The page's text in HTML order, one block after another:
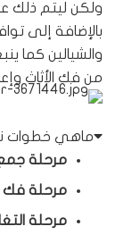
ولكن ليتم ذلك
بالإضافة إلى
والشيالين كما
من فك الأثاث
ماهي خطوات
مرحلة جمع
مرحلة
مرحلة